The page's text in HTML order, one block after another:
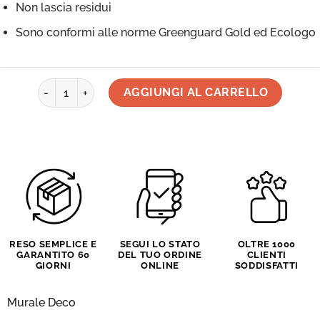
Non lascia residui
Sono conformi alle norme Greenguard Gold ed Ecologo
Adesivo da parete - Volatili in pastello, Tessuto,
AGGIUNGI AL CARRELLO
RESO SEMPLICE E
GARANTITO 60
GIORNI
SEGUI LO STATO
DEL TUO ORDINE
ONLINE
OLTRE 1000
CLIENTI
SODDISFATTI
Murale Deco